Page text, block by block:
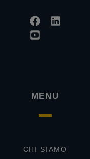
Facebook
Linkedin
Youtube-
square
MENU
CHI SIAMO